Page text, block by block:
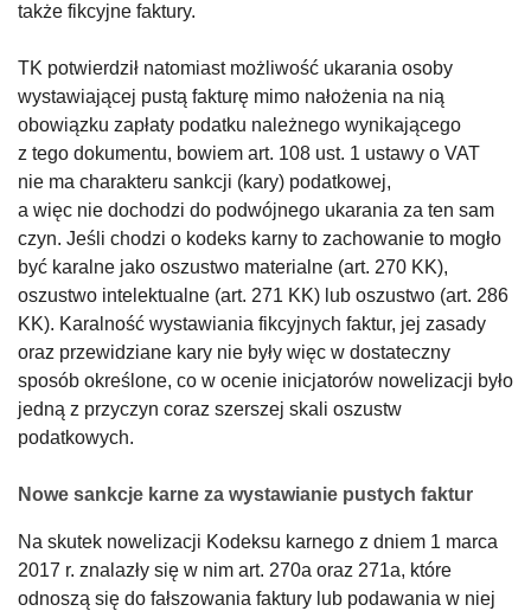
także fikcyjne faktury.
TK potwierdził natomiast możliwość ukarania osoby
wystawiającej pustą fakturę mimo nałożenia na nią
obowiązku zapłaty podatku należnego wynikającego
z tego dokumentu, bowiem art. 108 ust. 1 ustawy o VAT
nie ma charakteru sankcji (kary) podatkowej,
a więc nie dochodzi do podwójnego ukarania za ten sam
czyn. Jeśli chodzi o kodeks karny to zachowanie to mogło
być karalne jako oszustwo materialne (art. 270 KK),
oszustwo intelektualne (art. 271 KK) lub oszustwo (art. 286
KK). Karalność wystawiania fikcyjnych faktur, jej zasady
oraz przewidziane kary nie były więc w dostateczny
sposób określone, co w ocenie inicjatorów nowelizacji było
jedną z przyczyn coraz szerszej skali oszustw
podatkowych.
Nowe sankcje karne za wystawianie pustych faktur
Na skutek nowelizacji Kodeksu karnego z dniem 1 marca
2017 r. znalazły się w nim art. 270a oraz 271a, które
odnoszą się do fałszowania faktury lub podawania w niej